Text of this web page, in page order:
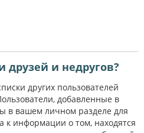
друзей и недругов?
других пользователей
добавленные в
в вашем личном разделе для
к информации о том, находятся